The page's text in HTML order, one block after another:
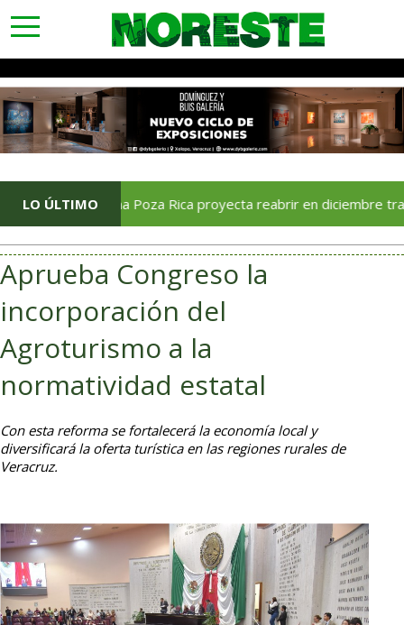
toggle
navigation
LO ÚLTIMO
Soriana Poza Rica proyecta reabrir en diciembre tras avance
Aprueba Congreso la
incorporación del
Agroturismo a la
normatividad estatal
Con esta reforma se fortalecerá la economía local y
diversificará la oferta turística en las regiones rurales de
Veracruz.